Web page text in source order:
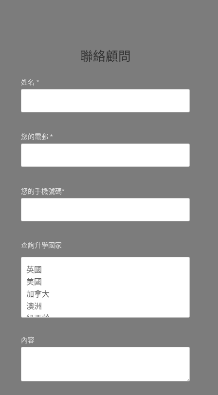
聯絡顧問
姓名 *
您的電郵 *
您的手機號碼*
查詢升學國家
內容